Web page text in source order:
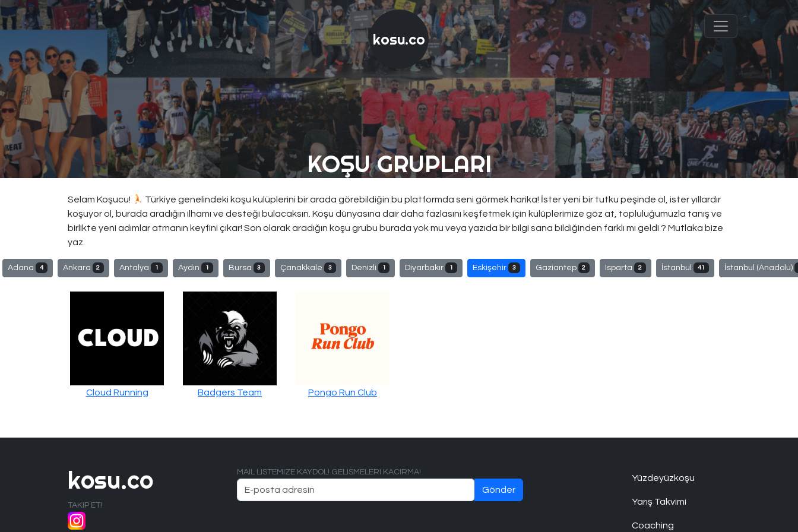
kosu.co
KOŞU GRUPLARI
Selam Koşucu!
Türkiye genelindeki koşu kulüplerini bir arada görebildiğin bu platformda seni görmek harika! İster yeni bir tutku peşinde ol, ister yıllardır
koşuyor ol, burada aradığın ilhamı ve desteği bulacaksın. Koşu dünyasına dair daha fazlasını keşfetmek için kulüplerimize göz at, topluluğumuzla tanış ve
birlikte yeni adımlar atmanın keyfini çıkar! Son olarak aradığın koşu grubu burada yok mu veya yazıda bir bilgi sana bildiğinden farklı mı geldi ? Mutlaka bize
yaz.
Adana 4 Ankara 2 Antalya 1 Aydın 1 Bursa 3 Çanakkale 3 Denizli 1 Diyarbakır 1 Eskişehir 3 Gaziantep 2 Isparta 2 İstanbul 41 İstanbul (Anadolu)
Cloud Running Badgers Team Pongo Run Club
kosu.co
TAKIP ET!
MAIL LISTEMIZE KAYDOL! GELISMELERI KACIRMA!
Yüzdeyüzkoşu
Yarış Takvimi
Coaching